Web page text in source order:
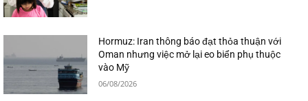
Hormuz: Iran thông báo đạt thỏa thuận với
Oman nhưng việc mở lại eo biển phụ thuộc
vào Mỹ
06/08/2026